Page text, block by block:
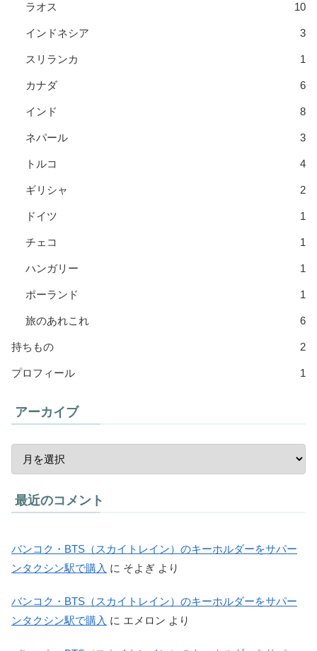
ラオス 10
インドネシア 3
スリランカ 1
カナダ 6
インド 8
ネパール 3
トルコ 4
ギリシャ 2
ドイツ 1
チェコ 1
ハンガリー 1
ポーランド 1
旅のあれこれ 6
持ちもの 2
プロフィール 1
アーカイブ
最近のコメント
バンコク・BTS（スカイトレイン）のキーホルダーをサパー
ンタクシン駅で購入 に そよぎ より
バンコク・BTS（スカイトレイン）のキーホルダーをサパー
ンタクシン駅で購入 に エメロン より